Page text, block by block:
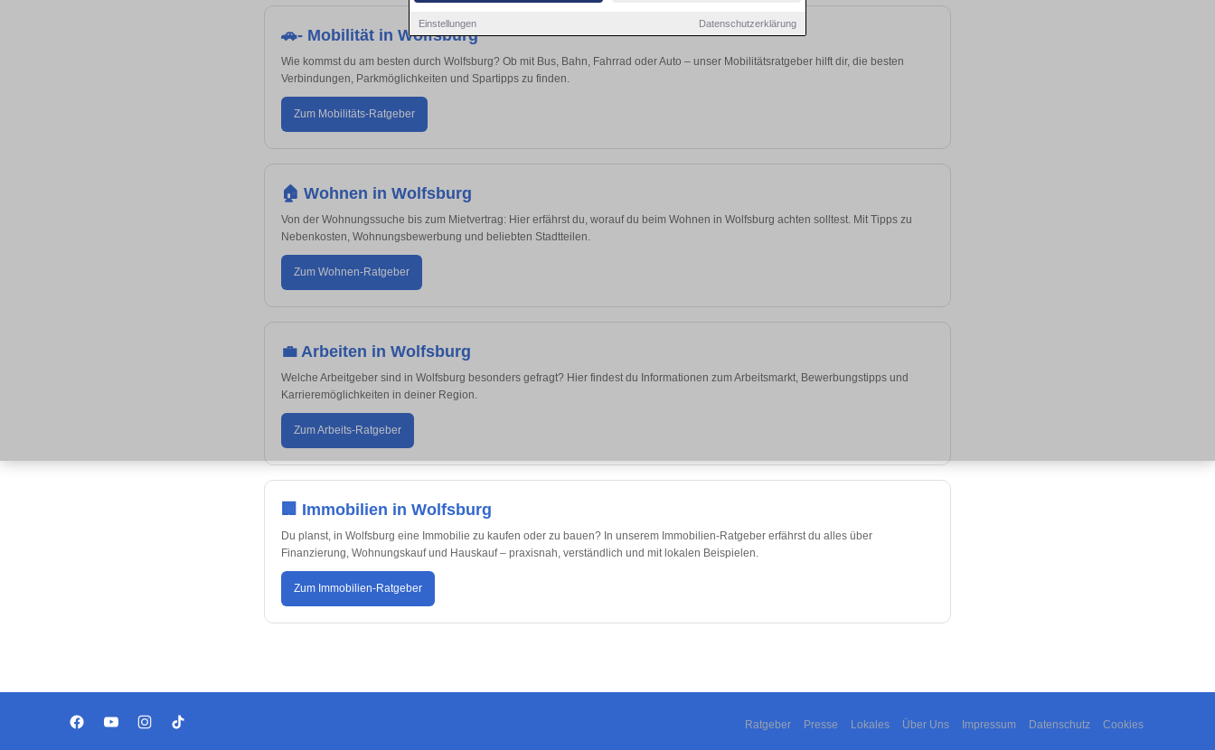
Einstellungen Datenschutzerklärung
🚗- Mobilität in Wolfsburg
Wie kommst du am besten durch Wolfsburg? Ob mit Bus, Bahn, Fahrrad oder Auto – unser Mobilitätsratgeber hilft dir, die besten
Verbindungen, Parkmöglichkeiten und Spartipps zu finden.
Zum Mobilitäts-Ratgeber
🏠 Wohnen in Wolfsburg
Von der Wohnungssuche bis zum Mietvertrag: Hier erfährst du, worauf du beim Wohnen in Wolfsburg achten solltest. Mit Tipps zu
Nebenkosten, Wohnungsbewerbung und beliebten Stadtteilen.
Zum Wohnen-Ratgeber
💼 Arbeiten in Wolfsburg
Welche Arbeitgeber sind in Wolfsburg besonders gefragt? Hier findest du Informationen zum Arbeitsmarkt, Bewerbungstipps und
Karrieremöglichkeiten in deiner Region.
Zum Arbeits-Ratgeber
🏢 Immobilien in Wolfsburg
Du planst, in Wolfsburg eine Immobilie zu kaufen oder zu bauen? In unserem Immobilien-Ratgeber erfährst du alles über
Finanzierung, Wohnungskauf und Hauskauf – praxisnah, verständlich und mit lokalen Beispielen.
Zum Immobilien-Ratgeber
Ratgeber Presse Lokales Über Uns Impressum Datenschutz Cookies